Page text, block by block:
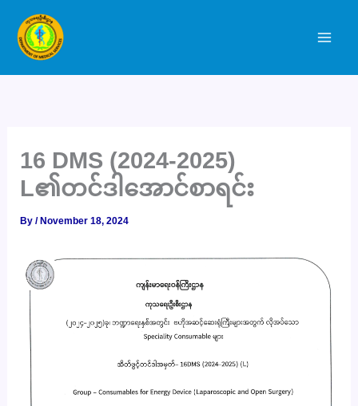
content
16 DMS (2024-2025)
L၏တင်ဒါအောင်စာရင်း
By/ November 18, 2024